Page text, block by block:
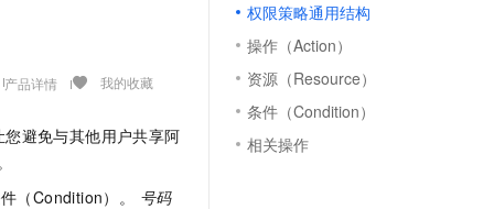
产品详情 我的收藏
避免与其他用户共享阿
（Condition）。
号码
权限策略通用结构
操作（Action）
资源（Resource）
条件（Condition）
相关操作
1.1-T2V
语音识别与合成
Qwen3-TTS-Flash
全托管，含MySQL、PostgreSQL、SQL Server、MariaDB多引擎
能体编程平台
数字证书管理服务（原SSL证书）
实现全站HTTPS，呈现可信的WEB访问
短信服务
V4-Pro
专属 QwenPaw HOT
从聊天伙伴进化为能主动干活的本地数字员工
企业门户网站
输入一句话想法, 轻松生成专业的 PPT
一键部署幻兽帕鲁游戏服务器
一键购买专属联机服务器，轻松开启游戏
漫剧工坊：一站式动画创作平台
快速生产连贯的高质量长漫剧
创作，一键激活电商全链路生产力
生成，高效打造优质广告素材
先锋实践拓展 AI 生产力的边界
飞天发布时刻
所见，即是所愿
AI 实训营
从基础到进阶，Agent 创客手把手教你
Token 补贴，五大权
益加速 OPC 成功
公司注册
上云迁移
Alibaba Cloud ISV 合作
伙伴信用分合作计划
更多支持
合作伙伴培训与认证
镜像站
校园招聘